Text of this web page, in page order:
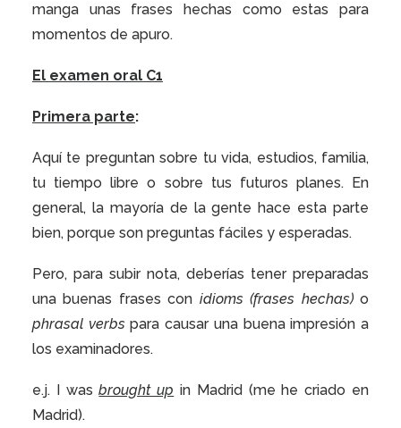
manga unas frases hechas como estas para
momentos de apuro.
El examen oral C1
Primera parte:
Aquí te preguntan sobre tu vida, estudios, familia,
tu tiempo libre o sobre tus futuros planes. En
general, la mayoría de la gente hace esta parte
bien, porque son preguntas fáciles y esperadas.
Pero, para subir nota, deberías tener preparadas
una buenas frases con idioms (frases hechas)o
phrasal verbspara causar una buena impresión a
los examinadores.
e.j. I wasbrought up in Madrid (me he criado en
Madrid).